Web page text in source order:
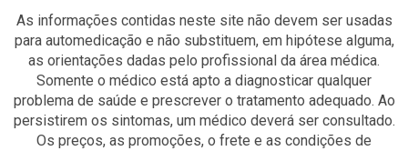
As informações contidas neste site não devem ser usadas
para automedicação e não substituem, em hipótese alguma,
as orientações dadas pelo profissional da área médica.
Somente o médico está apto a diagnosticar qualquer
problema de saúde e prescrever o tratamento adequado. Ao
persistirem os sintomas, um médico deverá ser consultado.
Os preços, as promoções, o frete e as condições de